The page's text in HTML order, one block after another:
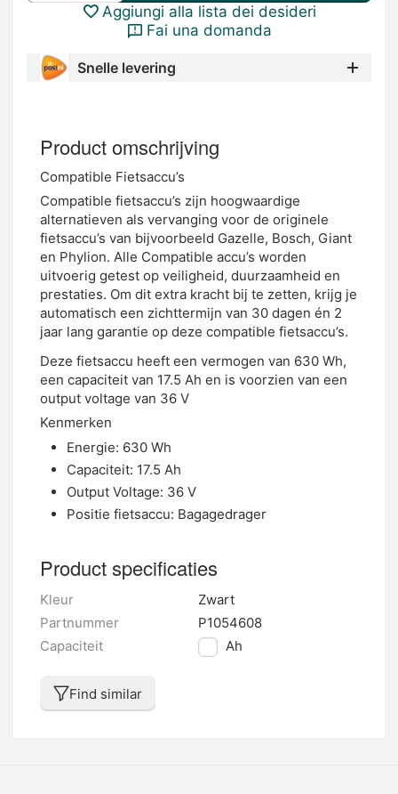
Aggiungi alla lista dei desideri
Fai una domanda
Snelle levering
Product omschrijving
Compatible Fietsaccu’s
Compatible fietsaccu’s zijn hoogwaardige
alternatieven als vervanging voor de originele
fietsaccu’s van bijvoorbeeld Gazelle, Bosch, Giant
en Phylion. Alle Compatible accu’s worden
uitvoerig getest op veiligheid, duurzaamheid en
prestaties. Om dit extra kracht bij te zetten, krijg je
automatisch een zichttermijn van 30 dagen én 2
jaar lang garantie op deze compatible fietsaccu’s.
Deze fietsaccu heeft een vermogen van 630 Wh,
een capaciteit van 17.5 Ah en is voorzien van een
output voltage van 36 V
Kenmerken
Energie: 630 Wh
Capaciteit: 17.5 Ah
Output Voltage: 36 V
Positie fietsaccu: Bagagedrager
Product specificaties
Kleur
Zwart
Partnummer
P1054608
Capaciteit
17.5 Ah
Find similar